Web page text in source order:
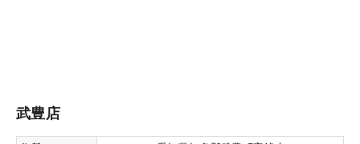
武豊店